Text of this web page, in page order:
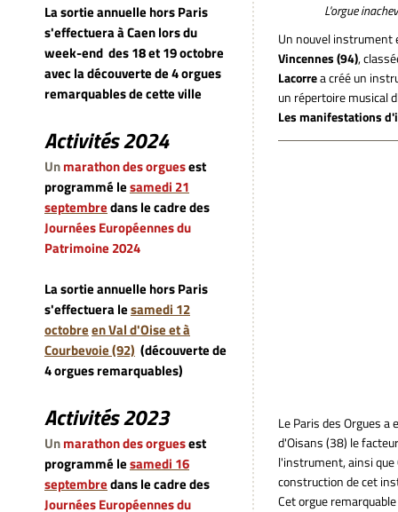
La sortie annuelle hors Paris
s'effectuera à Caen lors du
week-end des 18 et 19 octobre
avec la découverte de 4 orgues
remarquables de cette ville
Activités 2024
Unmarathon des orguesest
programmé lesamedi 21
septembredans le cadre des
Journées Européennes du
Patrimoine 2024
La sortie annuelle hors Paris
s'effectuera lesamedi 12
octobreen Val d'Oise et à
Courbevoie (92) (découverte de
4 orgues remarquables)
Activités 2023
Unmarathon des orguesest
programmé lesamedi 16
septembredans le cadre des
Journées Européennes du
L'orgue
Un nouvel instrument
Vincennes (94),
Lacorrea créé un
un répertoire musical
Les manifestations
Le Paris des Orgues
d'Oisans (38) le
l'instrument, ainsi que
construction de cet
Cet orgue